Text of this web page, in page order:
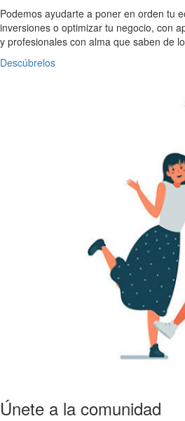
Podemos ayudarte a poner en orden tu
inversiones o optimizar tu negocio, con
y profesionales con alma que saben de
Descúbrelos
Únete a la comunidad